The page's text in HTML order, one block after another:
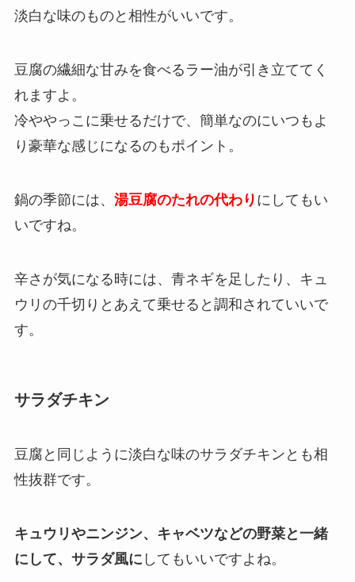
淡白な味のものと相性がいいです。
豆腐の繊細な甘みを食べるラー油が引き立ててく
れますよ。
冷ややっこに乗せるだけで、簡単なのにいつもよ
り豪華な感じになるのもポイント。
鍋の季節には、 湯豆腐のたれの代わり にしてもい
いですね。
辛さが気になる時には、青ネギを足したり、キュ
ウリの千切りとあえて乗せると調和されていいで
す。
サラダチキン
豆腐と同じように淡白な味のサラダチキンとも相
性抜群です。
キュウリやニンジン、キャベツなどの野菜と一緒
にして、サラダ風に してもいいですよね。